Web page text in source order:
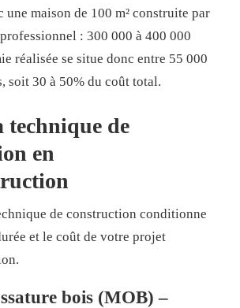
une maison de 100 m² construite par
: 300 000 à 400 000
réalisée se situe donc entre 55 000
soit 30 à 50% du coût total.
technique de
en
de construction conditionne
et le coût de votre projet
bois (MOB) –